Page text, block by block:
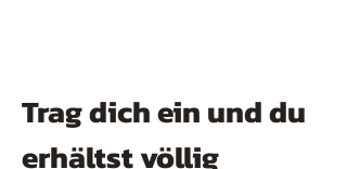
Trag dich ein und du
erhältst völlig